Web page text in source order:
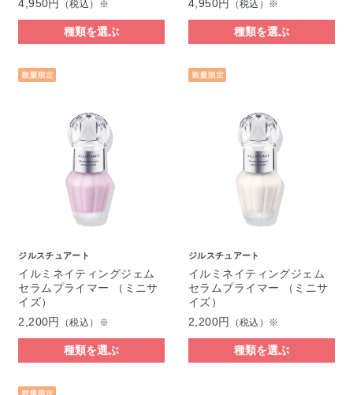
4,950円 （税込）※
種類を選ぶ
4,950円 （税込）※
種類を選ぶ
ジルスチュアート
イルミネイティングジェム
セラムプライマー （ミニサ
イズ）
2,200円
（税込）※
種類を選ぶ
ジルスチュアート
イルミネイティングジェム
セラムプライマー （ミニサ
イズ）
2,200円
（税込）※
種類を選ぶ